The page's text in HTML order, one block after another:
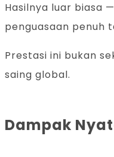
Hasilnya luar biasa
penguasaan penuh
Prestasi ini bukan
saing global.
Dampak